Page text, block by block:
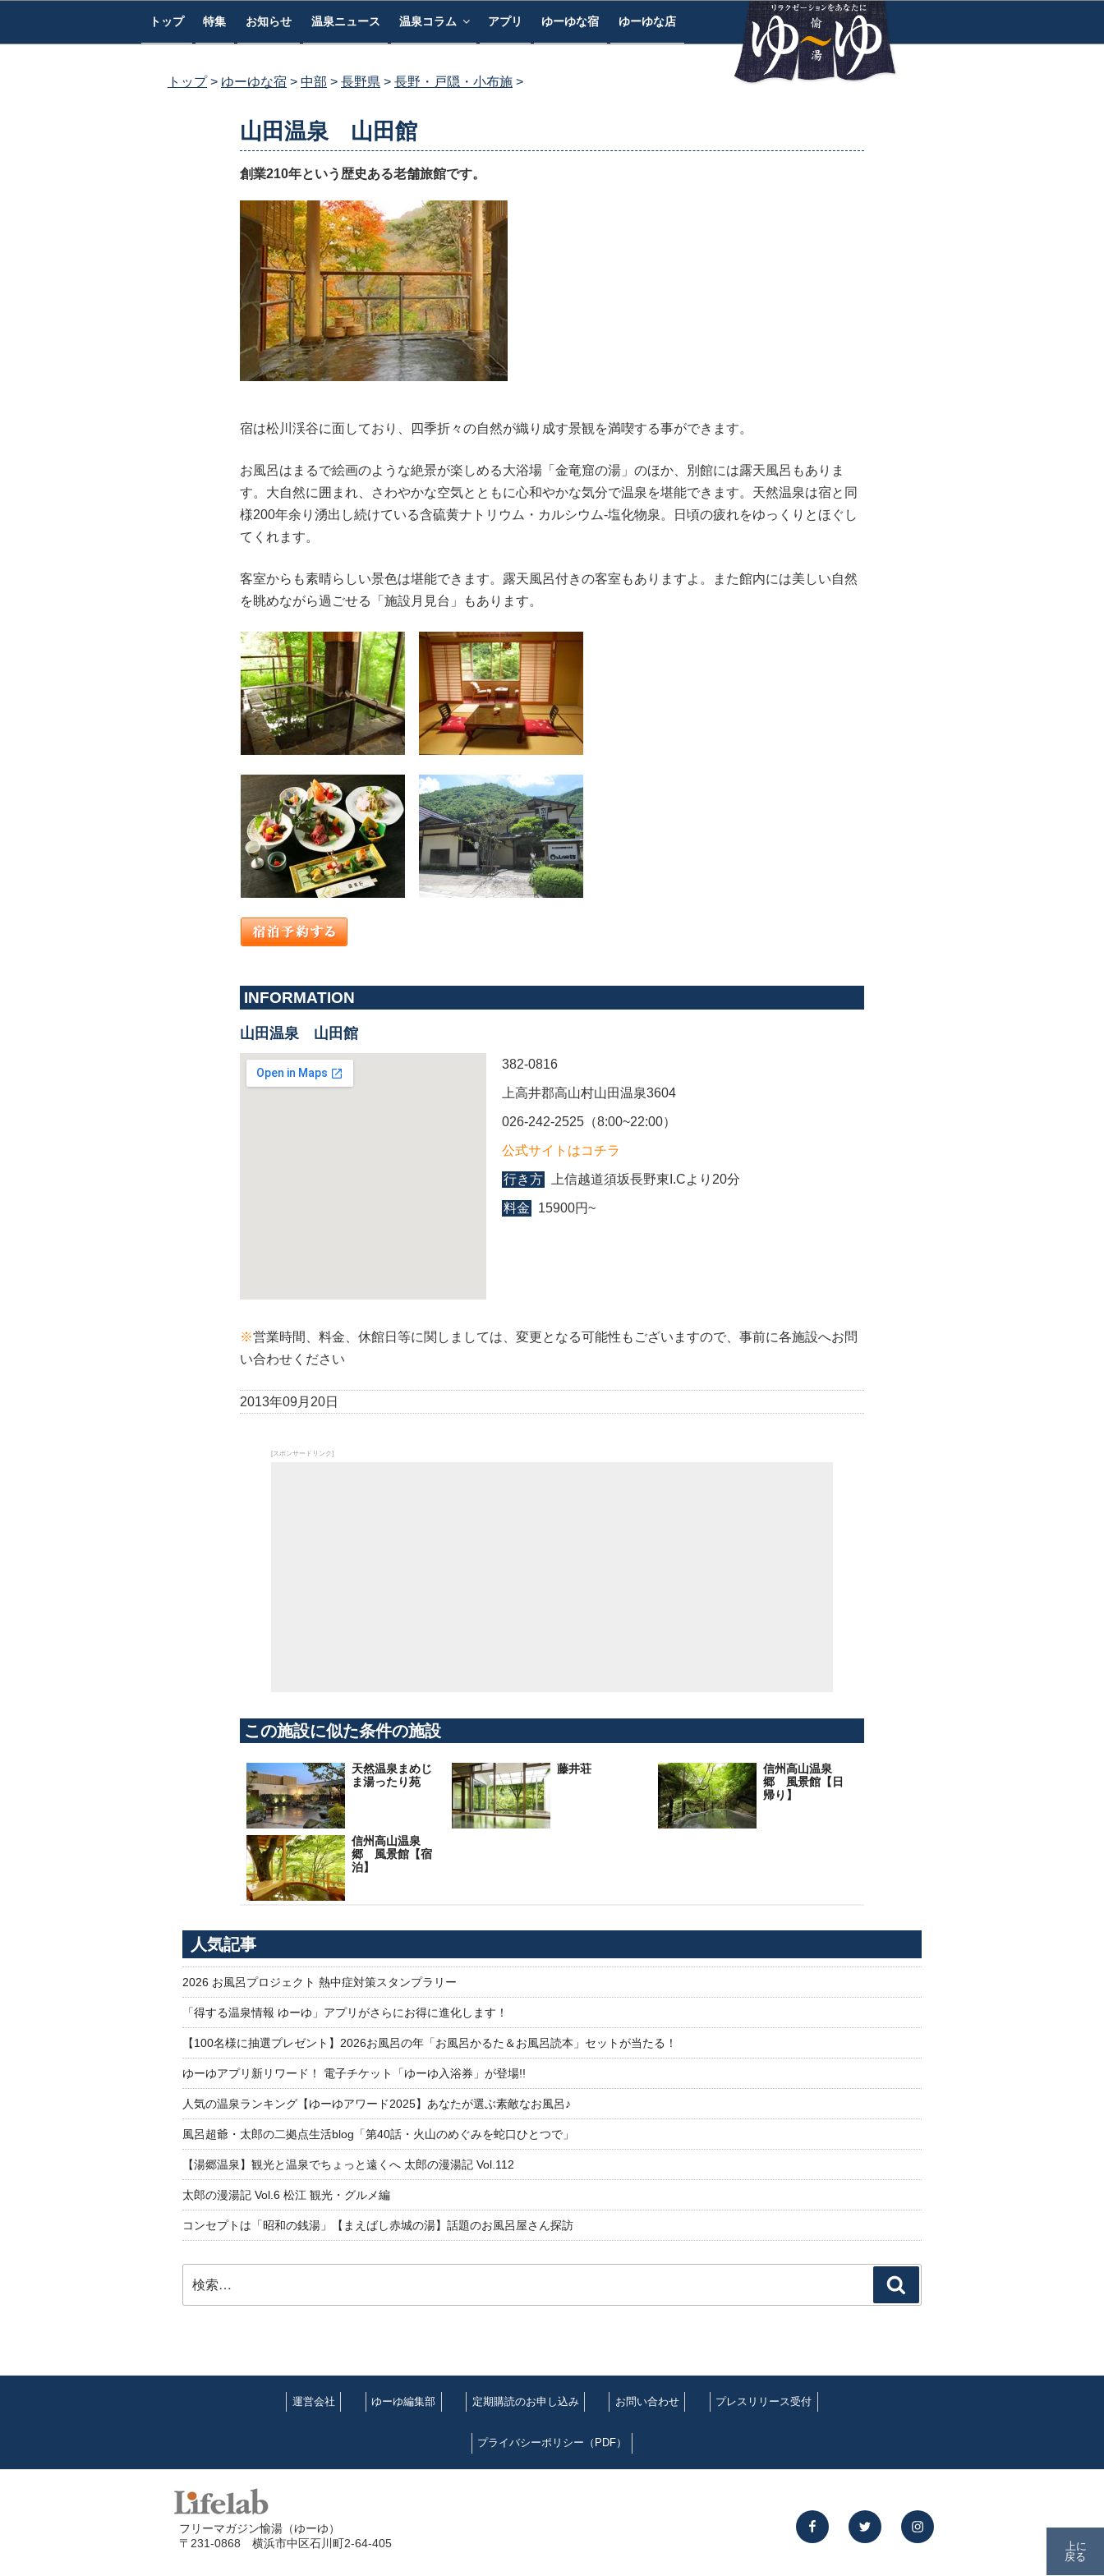
トップ 特集 お知らせ 温泉ニュース 温泉コラム アプリ ゆーゆな宿 ゆーゆな店
トップ ゆーゆな宿 中部 長野県 長野・戸隠・小布施
山田温泉 山田館
創業210年という歴史ある老舗旅館です。
宿は松川渓谷に面しており、四季折々の自然が織り成す景観を満喫する事ができます。
お風呂はまるで絵画のような絶景が楽しめる大浴場「金竜窟の湯」のほか、別館には露天風呂もありま
す。大自然に囲まれ、さわやかな空気とともに心和やかな気分で温泉を堪能できます。天然温泉は宿と同
様200年余り湧出し続けている含硫黄ナトリウム・カルシウム-塩化物泉。日頃の疲れをゆっくりとほぐし
てくれます。
客室からも素晴らしい景色は堪能できます。露天風呂付きの客室もありますよ。また館内には美しい自然
を眺めながら過ごせる「施設月見台」もあります。
INFORMATION
山田温泉 山田館
382-0816
上高井郡高山村山田温泉3604
026-242-2525（8:00~22:00）
公式サイトはコチラ
行き方 上信越道須坂長野東I.Cより20分
料金 15900円~
※営業時間、料金、休館日等に関しましては、変更となる可能性もございますので、事前に各施設へお問
い合わせください
2013年09月20日
[スポンサードリンク]
この施設に似た条件の施設
天然温泉まめじ
ま湯ったり苑
藤井荘
信州高山温泉
郷 風景館【日
帰り】
信州高山温泉
郷 風景館【宿
泊】
人気記事
2026 お風呂プロジェクト 熱中症対策スタンプラリー
「得する温泉情報 ゆーゆ」アプリがさらにお得に進化します！
【100名様に抽選プレゼント】2026お風呂の年「お風呂かるた＆お風呂読本」セットが当たる！
ゆーゆアプリ新リワード！ 電子チケット「ゆーゆ入浴券」が登場!!
人気の温泉ランキング【ゆーゆアワード2025】あなたが選ぶ素敵なお風呂♪
風呂超爺・太郎の二拠点生活blog「第40話・火山のめぐみを蛇口ひとつで」
【湯郷温泉】観光と温泉でちょっと遠くへ 太郎の漫湯記 Vol.112
太郎の漫湯記 Vol.6 松江 観光・グルメ編
コンセプトは「昭和の銭湯」【まえばし赤城の湯】話題のお風呂屋さん探訪
索:
索
運営会社 ゆーゆ編集部 定期購読のお申し込み お問い合わせ プレスリリース受付
プライバシーポリシー（PDF）
フリーマガジン愉湯（ゆーゆ）
〒231-0868 横浜市中区石川町2-64-405
facebooktwitter instagram
上に
戻る